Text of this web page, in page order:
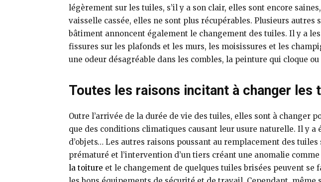
légèrement sur les tuiles, s’il y a son clair, elles sont encore
vaisselle cassée, elles ne sont plus récupérables. Plusieurs autres
bâtiment annoncent également le changement des tuiles. Il y a
fissures sur les plafonds et les murs, les moisissures et les
une odeur désagréable dans les combles, la peinture qui cloque
Toutes les raisons incitant à changer les
Outre l’arrivée de la durée de vie des tuiles, elles sont à changer
que des conditions climatiques causant leur usure naturelle. Il y
d’objets… Les autres raisons poussant au remplacement des
prématuré et l’intervention d’un tiers créant une anomalie
la toiture et le changement de quelques tuiles brisées peuvent se